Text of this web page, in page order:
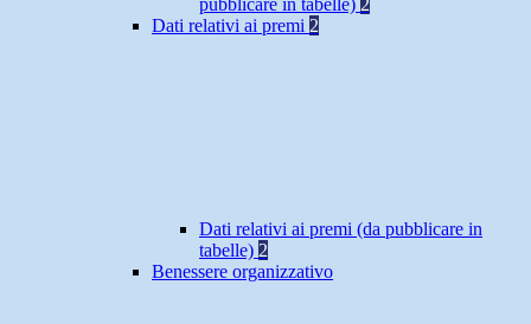
pubblicare in tabelle) 2
Dati relativi ai premi 2
Dati relativi ai premi (da pubblicare in
tabelle) 2
Benessere organizzativo